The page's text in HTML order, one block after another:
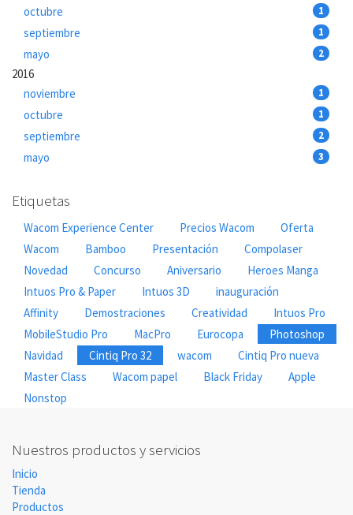
octubre
1
septiembre 1
mayo 2
2016
noviembre
1
octubre 1
septiembre 2
mayo 3
Etiquetas
Wacom Experience Center Precios Wacom
Oferta
Wacom
Bamboo Presentación
Compolaser
Novedad
Concurso Aniversario
Heroes Manga
Intuos Pro & Paper
Intuos 3D
inauguración
Affinity
Demostraciones Creatividad
Intuos Pro
MobileStudio Pro
MacPro Eurocopa
Photoshop
Navidad
Cintiq Pro 32 wacom
Cintiq Pro nueva
Master Class
Wacom papel Black Friday
Apple
Nonstop
Nuestros productos y servicios
Inicio
Tienda
Productos